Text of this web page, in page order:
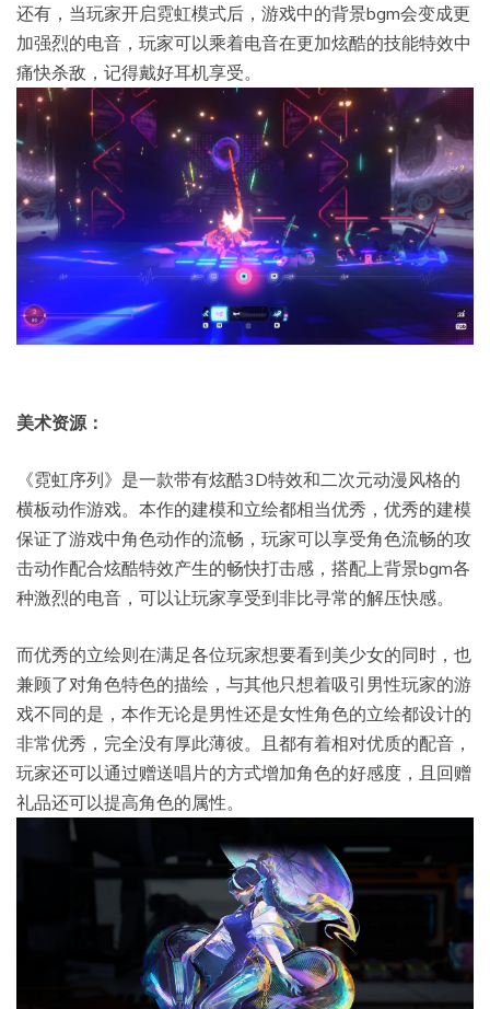
还有，当玩家开启霓虹模式后，游戏中的背景bgm会变成更
加强烈的电音，玩家可以乘着电音在更加炫酷的技能特效中
痛快杀敌，记得戴好耳机享受。
美术资源：
《霓虹序列》是一款带有炫酷3D特效和二次元动漫风格的
横板动作游戏。本作的建模和立绘都相当优秀，优秀的建模
保证了游戏中角色动作的流畅，玩家可以享受角色流畅的攻
击动作配合炫酷特效产生的畅快打击感，搭配上背景bgm各
种激烈的电音，可以让玩家享受到非比寻常的解压快感。
而优秀的立绘则在满足各位玩家想要看到美少女的同时，也
兼顾了对角色特色的描绘，与其他只想着吸引男性玩家的游
戏不同的是，本作无论是男性还是女性角色的立绘都设计的
非常优秀，完全没有厚此薄彼。且都有着相对优质的配音，
玩家还可以通过赠送唱片的方式增加角色的好感度，且回赠
礼品还可以提高角色的属性。